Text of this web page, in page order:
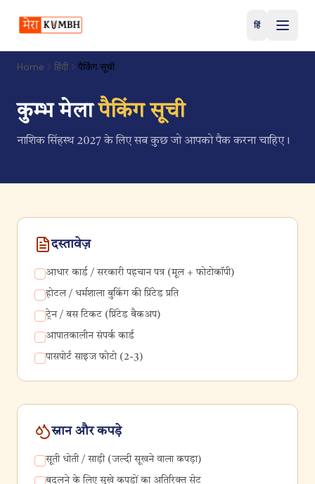
हिं
हिंदी
Home हिंदी पैकिंग सूची
कुम्भ मेलापैकिंग सूची
नाशिक सिंहस्थ 2027 के लिए सब कुछ जो आपको पैक करना चाहिए।
दस्तावेज़
आधार कार्ड / सरकारी पहचान पत्र (मूल + फोटोकॉपी)
होटल / धर्मशाला बुकिंग की प्रिंटेड प्रति
ट्रेन / बस टिकट (प्रिंटेड बैकअप)
आपातकालीन संपर्क कार्ड
पासपोर्ट साइज फोटो (2-3)
स्नान और कपड़े
सूती धोती / साड़ी (जल्दी सूखने वाला कपड़ा)
बदलने के लिए सूखे कपड़ों का अतिरिक्त सेट